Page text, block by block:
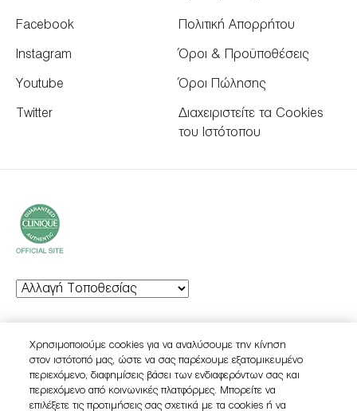
Facebook
Instagram
Youtube
Twitter
Πολιτική Απορρήτου
Όροι & Προϋποθέσεις
Όροι Πώλησης
Διαχειριστείτε τα Cookies
του Ιστότοπου
Χρησιμοποιούμε cookies για να αναλύσουμε την κίνηση
στον ιστότοπό μας, ώστε να σας παρέχουμε εξατομικευμένο
περιεχόμενο, διαφημίσεις βάσει των ενδιαφερόντων σας και
περιεχόμενο από κοινωνικές πλατφόρμες. Μπορείτε να
επιλέξετε τις προτιμήσεις σας σχετικά με τα cookies ή να